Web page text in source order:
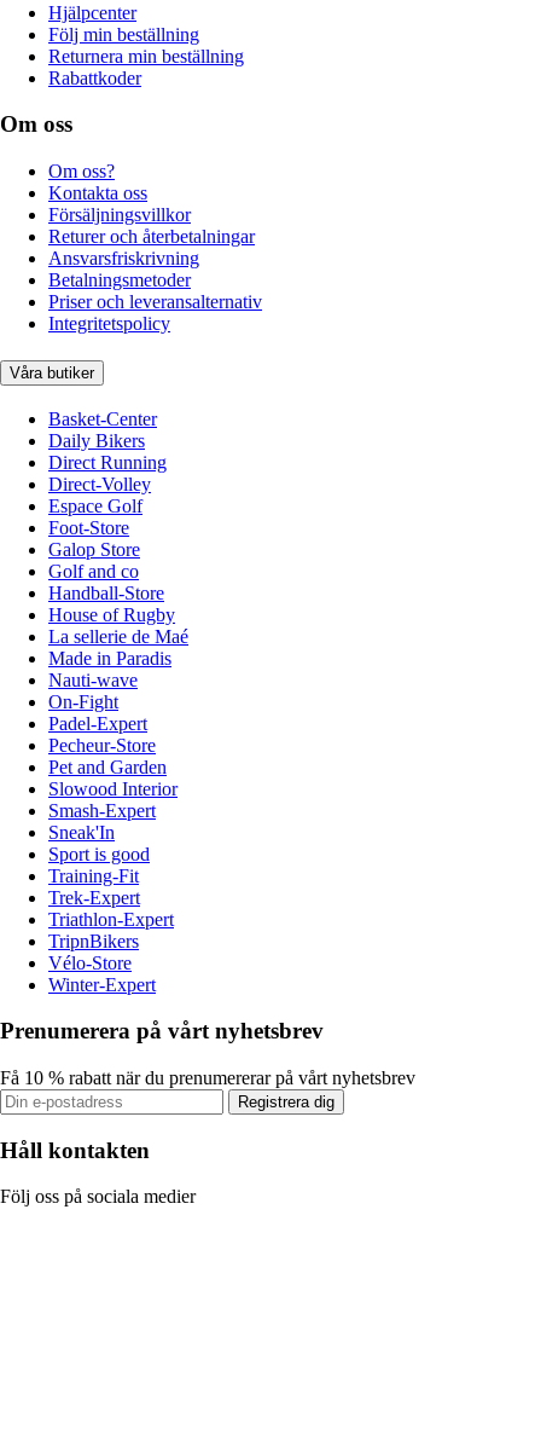
Hjälpcenter
Följ min beställning
Returnera min beställning
Rabattkoder
Om oss
Om oss?
Kontakta oss
Försäljningsvillkor
Returer och återbetalningar
Ansvarsfriskrivning
Betalningsmetoder
Priser och leveransalternativ
Integritetspolicy
Våra butiker
Basket-Center
Daily Bikers
Direct Running
Direct-Volley
Espace Golf
Foot-Store
Galop Store
Golf and co
Handball-Store
House of Rugby
La sellerie de Maé
Made in Paradis
Nauti-wave
On-Fight
Padel-Expert
Pecheur-Store
Pet and Garden
Slowood Interior
Smash-Expert
Sneak'In
Sport is good
Training-Fit
Trek-Expert
Triathlon-Expert
TripnBikers
Vélo-Store
Winter-Expert
Prenumerera på vårt nyhetsbrev
Få 10 % rabatt när du prenumererar på vårt nyhetsbrev
Registrera dig
Håll kontakten
Följ oss på sociala medier